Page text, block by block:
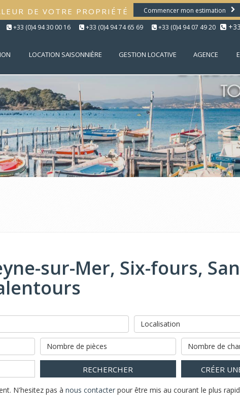
DE VOTRE PROPRIÉTÉ
Commencer mon estimation
+33 (0)4 94 30 00 16 +33 (0)4 94 74 65 69 +33 (0)4 94 07 49 20
LOCATION SAISONNIÈRE GESTION LOCATIVE AGENCE
sur-Mer, Six-fours,
Localisation
Nombre de pièces Nombre de
RECHERCHER CRÉER
N'hesitez pas à nous contacter pour être mis au courant le plus